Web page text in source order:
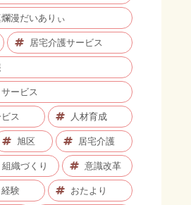
漫だいありぃ
居宅介護サービス
ービス
ス 人材育成
旭区 居宅介護
組織づくり 意識改革
験 おたより